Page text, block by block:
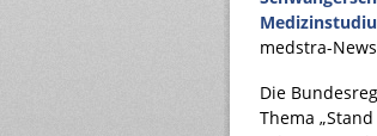
medstra-
Die
Thema